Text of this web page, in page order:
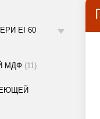
EI 60
МДФ (11)